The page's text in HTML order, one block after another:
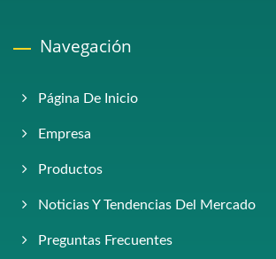
Navegación
Página De Inicio
Empresa
Productos
Noticias Y Tendencias Del Mercado
Preguntas Frecuentes